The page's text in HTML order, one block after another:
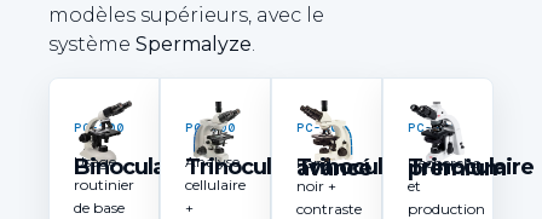
modèles supérieurs, avec le
système Spermalyze.
PC-200
Binoculaire
Usage
routinier
de base
PC-400
Trinoculaire
Analyse
cellulaire
+
PC-600
Trinoculaire avancé
Fond
noir +
contraste
PC-800
Trinoculaire premium
Recherche
et
production